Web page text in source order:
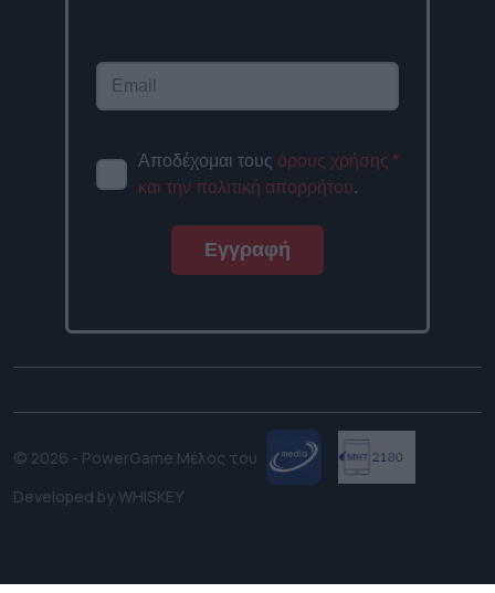
Αποδέχομαι τους όρους χρήσης
και την πολιτική απορρήτου.
*
Εγγραφή
© 2026 - PowerGame. Μέλος του
Developed by WHISKEY